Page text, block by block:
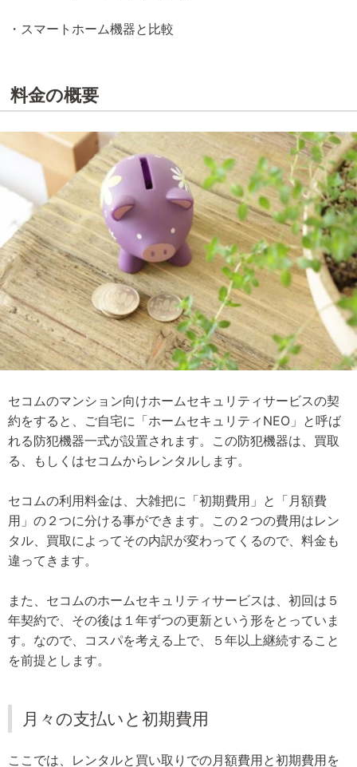
・スマートホーム機器と比較
料金の概要
セコムのマンション向けホームセキュリティサービスの契
約をすると、ご自宅に「ホームセキュリティNEO」と呼ば
れる防犯機器一式が設置されます。この防犯機器は、買取
る、もしくはセコムからレンタルします。
セコムの利用料金は、大雑把に「初期費用」と「月額費
用」の２つに分ける事ができます。この２つの費用はレン
タル、買取によってその内訳が変わってくるので、料金も
違ってきます。
また、セコムのホームセキュリティサービスは、初回は５
年契約で、その後は１年ずつの更新という形をとっていま
す。なので、コスパを考える上で、５年以上継続すること
を前提とします。
月々の支払いと初期費用
ここでは、レンタルと買い取りでの月額費用と初期費用を